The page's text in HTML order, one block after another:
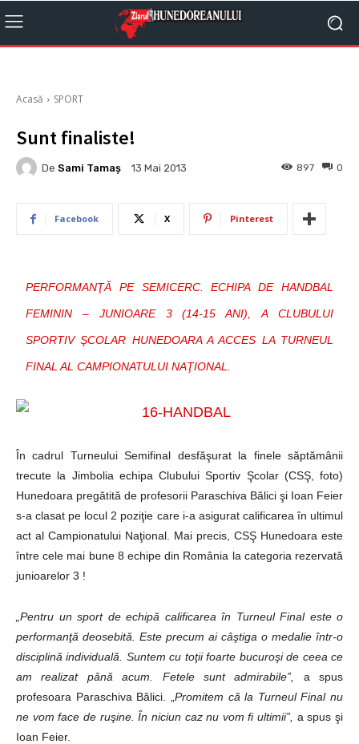
Acasă SPORT
Sunt finaliste!
De Sami Tamaş 13 Mai 2013 0
897
Facebook X Pinterest
PERFORMANŢĂ PE SEMICERC. ECHIPA DE HANDBAL
FEMININ – JUNIOARE 3 (14-15 ANI), A CLUBULUI
SPORTIV ŞCOLAR HUNEDOARA A ACCES LA TURNEUL
FINAL AL CAMPIONATULUI NAŢIONAL.
În cadrul Turneului Semifinal desfăşurat la finele săptămânii
trecute la Jimbolia echipa Clubului Sportiv Şcolar (CSŞ, foto)
Hunedoara pregătită de profesorii Paraschiva Bălici şi Ioan Feier
s-a clasat pe locul 2 poziţie care i-a asigurat calificarea în ultimul
act al Campionatului Naţional. Mai precis, CSŞ Hunedoara este
între cele mai bune 8 echipe din România la categoria rezervată
junioarelor 3 !
„Pentru un sport de echipă calificarea în Turneul Final este o
performanţă deosebită. Este precum ai câştiga o medalie într-o
disciplină individuală. Suntem cu toţii foarte bucuroşi de ceea ce
am realizat până acum. Fetele sunt admirabile”,
a spus
profesoara Paraschiva Bălici. „ Promitem că la Turneul Final nu
ne vom face de ruşine. În niciun caz nu vom fi ultimii”, a spus şi
Ioan Feier.